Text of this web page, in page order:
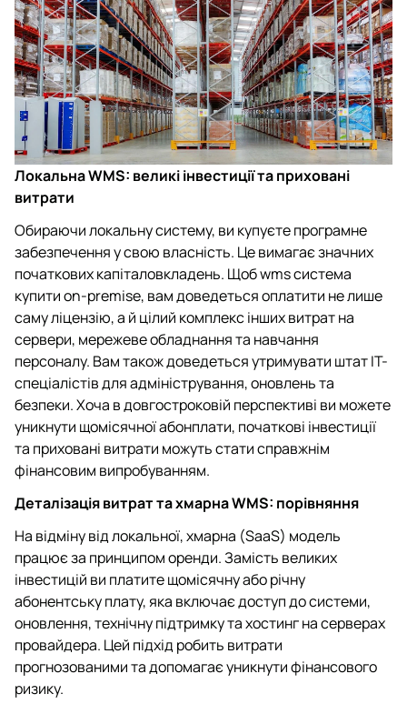
Локальна WMS: великі інвестиції та приховані
витрати
Обираючи локальну систему, ви купуєте програмне
забезпечення у свою власність. Це вимагає значних
початкових капіталовкладень. Щоб wms система
купити on-premise, вам доведеться оплатити не лише
саму ліцензію, а й цілий комплекс інших витрат на
сервери, мережеве обладнання та навчання
персоналу. Вам також доведеться утримувати штат IT-
спеціалістів для адміністрування, оновлень та
безпеки. Хоча в довгостроковій перспективі ви можете
уникнути щомісячної абонплати, початкові інвестиції
та приховані витрати можуть стати справжнім
фінансовим випробуванням.
Деталізація витрат та хмарна WMS: порівняння
На відміну від локальної, хмарна (SaaS) модель
працює за принципом оренди. Замість великих
інвестицій ви платите щомісячну або річну
абонентську плату, яка включає доступ до системи,
оновлення, технічну підтримку та хостинг на серверах
провайдера. Цей підхід робить витрати
прогнозованими та допомагає уникнути фінансового
ризику.